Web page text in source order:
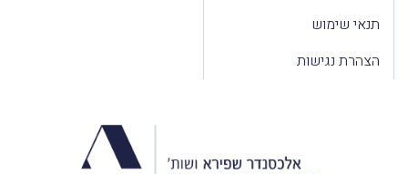
תנאי שימוש
הצהרת נגישות